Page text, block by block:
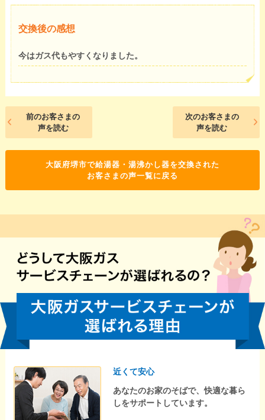
交換後の感想
今はガス代もやすくなりました。
前のお客さまの
声を読む
次のお客さまの
声を読む
大阪府堺市で給湯器・湯沸かし器を交換された
お客さまの声一覧に戻る
近くて安心
あなたのお家のそばで、快適な暮ら
しをサポートしています。